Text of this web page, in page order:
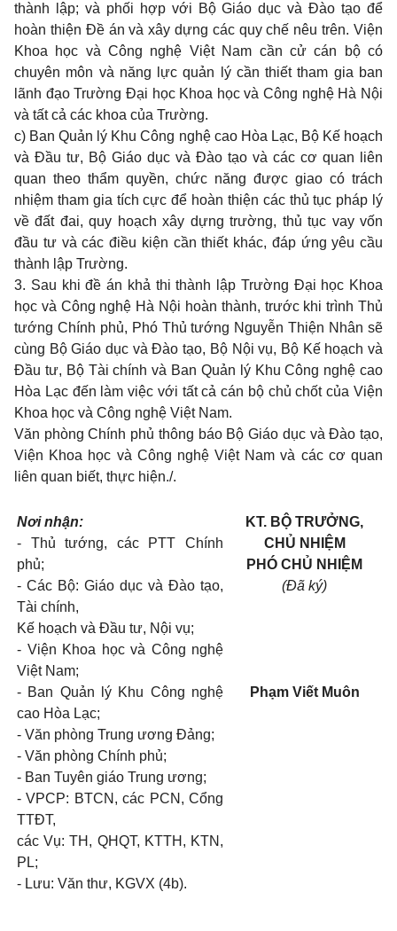
thành lập; và phối hợp với Bộ Giáo dục và Đào tạo để
hoàn thiện Đề án và xây dựng các quy chế nêu trên. Viện
Khoa học và Công nghệ Việt Nam cần cử cán bộ có
chuyên môn và năng lực quản lý cần thiết tham gia ban
lãnh đạo Trường Đại học Khoa học và Công nghệ Hà Nội
và tất cả các khoa của Trường.
c) Ban Quản lý Khu Công nghệ cao Hòa Lạc, Bộ Kế hoạch
và Đầu tư, Bộ Giáo dục và Đào tạo và các cơ quan liên
quan theo thẩm quyền, chức năng được giao có trách
nhiệm tham gia tích cực để hoàn thiện các thủ tục pháp lý
về đất đai, quy hoạch xây dựng trường, thủ tục vay vốn
đầu tư và các điều kiện cần thiết khác, đáp ứng yêu cầu
thành lập Trường.
3. Sau khi đề án khả thi thành lập Trường Đại học Khoa
học và Công nghệ Hà Nội hoàn thành, trước khi trình Thủ
tướng Chính phủ, Phó Thủ tướng Nguyễn Thiện Nhân sẽ
cùng Bộ Giáo dục và Đào tạo, Bộ Nội vụ, Bộ Kế hoạch và
Đầu tư, Bộ Tài chính và Ban Quản lý Khu Công nghệ cao
Hòa Lạc đến làm việc với tất cả cán bộ chủ chốt của Viện
Khoa học và Công nghệ Việt Nam.
Văn phòng Chính phủ thông báo Bộ Giáo dục và Đào tạo,
Viện Khoa học và Công nghệ Việt Nam và các cơ quan
liên quan biết, thực hiện./.
Nơi nhận:
- Thủ tướng, các PTT Chính
phủ;
- Các Bộ: Giáo dục và Đào tạo,
Tài chính,
Kế hoạch và Đầu tư, Nội vụ;
- Viện Khoa học và Công nghệ
Việt Nam;
- Ban Quản lý Khu Công nghệ
cao Hòa Lạc;
- Văn phòng Trung ương Đảng;
- Văn phòng Chính phủ;
- Ban Tuyên giáo Trung ương;
- VPCP: BTCN, các PCN, Cổng
TTĐT,
các Vụ: TH, QHQT, KTTH, KTN,
PL;
- Lưu: Văn thư, KGVX (4b).
KT. BỘ TRƯỞNG,
CHỦ NHIỆM
PHÓ CHỦ NHIỆM
(Đã ký)
Phạm Viết Muôn